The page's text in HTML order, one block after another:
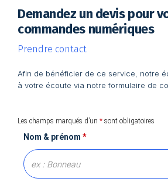
Demandez un devis pour
commandes numériques
Prendre contact
Afin de bénéficier de ce service, notre
à votre écoute via notre formulaire de
Les champs marqués d’un * sont obligatoires
Nom & prénom *